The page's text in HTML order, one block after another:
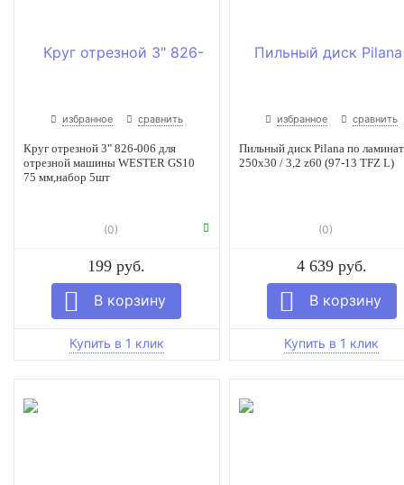
избранное сравнить
Круг отрезной 3" 826-006 для
отрезной машины WESTER GS10
75 мм,набор 5шт
(0)
199 руб.
избранное сравнить
Пильный диск Pilana по
250x30 / 3,2 z60 (97-13 TFZ L)
(0)
4 639 руб.